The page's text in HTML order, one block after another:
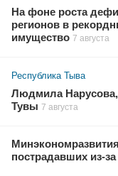
На фоне роста
регионов в
имущество 7 августа
Республика Тыва
Людмила Нарусова,
Тувы 7 августа
пострадавших из-